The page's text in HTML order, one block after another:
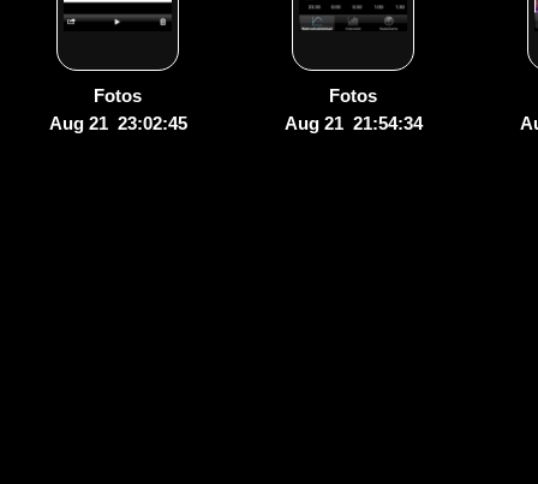
Fotos
Aug 21 23:02:45
Fotos
Aug 21 21:54:34